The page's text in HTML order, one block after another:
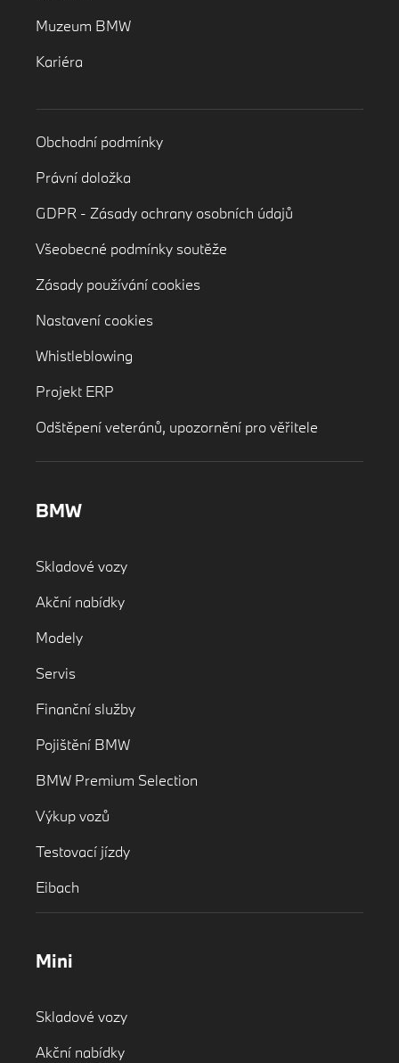
Muzeum BMW
Kariéra
Obchodní podmínky
Právní doložka
GDPR - Zásady ochrany osobních údajů
Všeobecné podmínky soutěže
Zásady používání cookies
Nastavení cookies
Whistleblowing
Projekt ERP
Odštěpení veteránů, upozornění pro věřitele
BMW
Skladové vozy
Akční nabídky
Modely
Servis
Finanční služby
Pojištění BMW
BMW Premium Selection
Výkup vozů
Testovací jízdy
Eibach
Mini
Skladové vozy
Akční nabídky